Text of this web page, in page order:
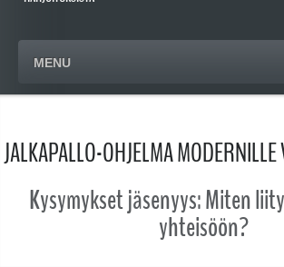
MENU
JALKAPALLO-OHJELMA MODERNILLE
Kysymykset jäsenyys: Miten
yhteisöön?